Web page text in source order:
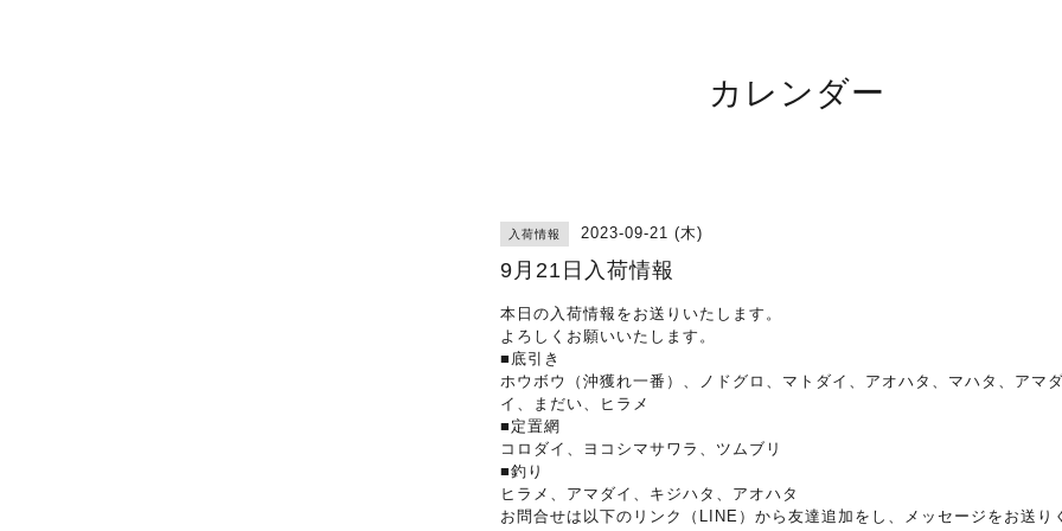
カレンダー
入荷情報 2023-09-21 (木)
9月21日入荷情報
本日の入荷情報をお送りいたします。
よろしくお願いいたします。
■底引き
ホウボウ（沖獲れ一番）、ノドグロ、マトダイ、アオハタ、マハタ、アマ
イ、まだい、ヒラメ
■定置網
コロダイ、ヨコシマサワラ、ツムブリ
■釣り
ヒラメ、アマダイ、キジハタ、アオハタ
お問合せは以下のリンク（LINE）から友達追加をし、メッセージをお送り